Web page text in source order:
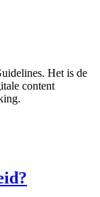
Het is de
content